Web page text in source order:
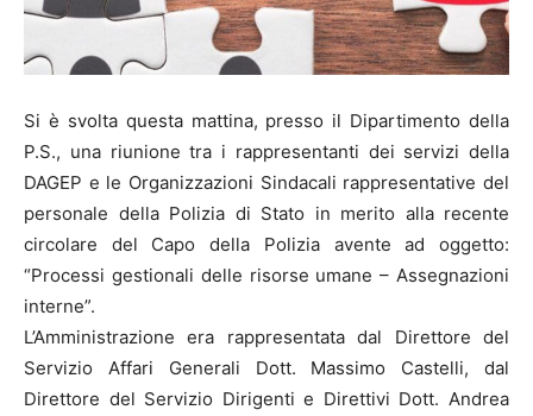
Si è svolta questa mattina, presso il Dipartimento della
P.S., una riunione tra i rappresentanti dei servizi della
DAGEP e le Organizzazioni Sindacali rappresentative del
personale della Polizia di Stato in merito alla recente
circolare del Capo della Polizia avente ad oggetto:
“Processi gestionali delle risorse umane – Assegnazioni
interne”.
L’Amministrazione era rappresentata dal Direttore del
Servizio Affari Generali Dott. Massimo Castelli, dal
Direttore del Servizio Dirigenti e Direttivi Dott. Andrea